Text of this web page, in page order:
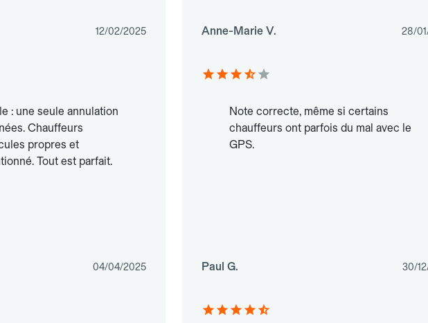
12/02/2025 Anne-Marie V. 28/
: une seule annulation
Chauffeurs
propres et
Tout est parfait.
04/04/2025
Note correcte, même si certains
chauffeurs ont parfois du mal avec le
GPS.
Paul G. 30/